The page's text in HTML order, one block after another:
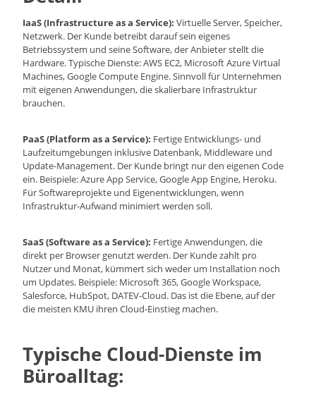
IaaS (Infrastructure as a Service): Virtuelle Server, Speicher,
Netzwerk. Der Kunde betreibt darauf sein eigenes
Betriebssystem und seine Software, der Anbieter stellt die
Hardware. Typische Dienste: AWS EC2, Microsoft Azure Virtual
Machines, Google Compute Engine. Sinnvoll für Unternehmen
mit eigenen Anwendungen, die skalierbare Infrastruktur
brauchen.
PaaS (Platform as a Service): Fertige Entwicklungs- und
Laufzeitumgebungen inklusive Datenbank, Middleware und
Update-Management. Der Kunde bringt nur den eigenen Code
ein. Beispiele: Azure App Service, Google App Engine, Heroku.
Für Softwareprojekte und Eigenentwicklungen, wenn
Infrastruktur-Aufwand minimiert werden soll.
SaaS (Software as a Service): Fertige Anwendungen, die
direkt per Browser genutzt werden. Der Kunde zahlt pro
Nutzer und Monat, kümmert sich weder um Installation noch
um Updates. Beispiele: Microsoft 365, Google Workspace,
Salesforce, HubSpot, DATEV-Cloud. Das ist die Ebene, auf der
die meisten KMU ihren Cloud-Einstieg machen.
Typische Cloud-Dienste im
Büroalltag: